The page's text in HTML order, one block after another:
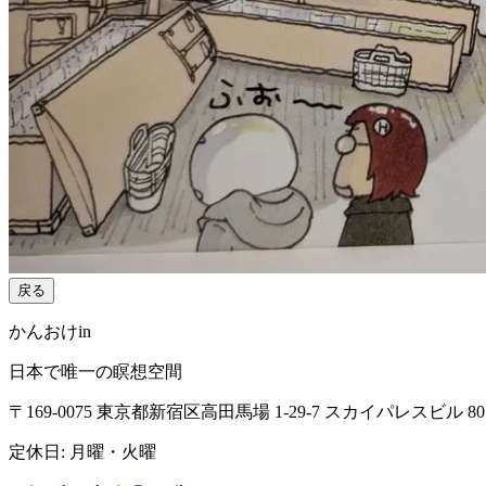
戻る
かんおけin
日本で唯一の瞑想空間
〒169-0075 東京都新宿区高田馬場 1-29-7 スカイパレスビル
定休日: 月曜・火曜